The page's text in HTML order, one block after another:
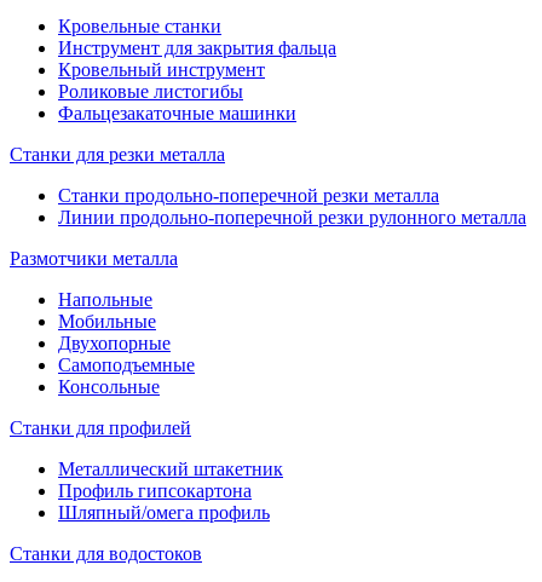
Кровельные станки
Инструмент для закрытия фальца
Кровельный инструмент
Роликовые листогибы
Фальцезакаточные машинки
Станки для резки металла
Станки продольно-поперечной резки металла
Линии продольно-поперечной резки рулонного металла
Размотчики металла
Напольные
Мобильные
Двухопорные
Самоподъемные
Консольные
Станки для профилей
Металлический штакетник
Профиль гипсокартона
Шляпный/омега профиль
Станки для водостоков